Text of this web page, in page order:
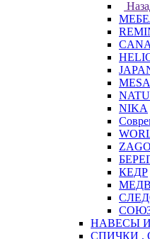
NIKA
КЕДР
НАВЕСЫ
СПИЧКИ ,